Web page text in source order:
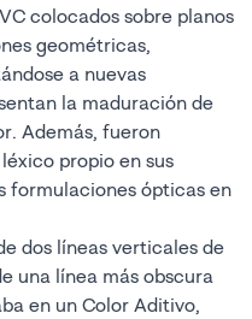
colocados sobre planos
geométricas,
a nuevas
la maduración de
Además, fueron
propio en sus
formulaciones ópticas en
dos líneas verticales de
una línea más obscura
en un Color Aditivo,